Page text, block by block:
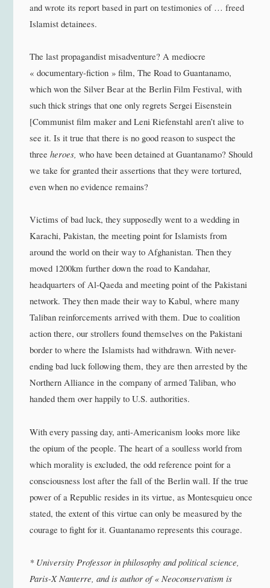
and wrote its report based in part on testimonies of … freed
Islamist detainees.
The last propagandist misadventure? A mediocre
« documentary-fiction » film, The Road to Guantanamo,
which won the Silver Bear at the Berlin Film Festival, with
such thick strings that one only regrets Sergei Eisenstein
[Communist film maker and Leni Riefenstahl aren’t alive to
see it. Is it true that there is no good reason to suspect the
threeheroes, who have been detained at Guantanamo? Should
we take for granted their assertions that they were tortured,
even when no evidence remains?
Victims of bad luck, they supposedly went to a wedding in
Karachi, Pakistan, the meeting point for Islamists from
around the world on their way to Afghanistan. Then they
moved 1200km further down the road to Kandahar,
headquarters of Al-Qaeda and meeting point of the Pakistani
network. They then made their way to Kabul, where many
Taliban reinforcements arrived with them. Due to coalition
action there, our strollers found themselves on the Pakistani
border to where the Islamists had withdrawn. With never-
ending bad luck following them, they are then arrested by the
Northern Alliance in the company of armed Taliban, who
handed them over happily to U.S. authorities.
With every passing day, anti-Americanism looks more like
the opium of the people. The heart of a soulless world from
which morality is excluded, the odd reference point for a
consciousness lost after the fall of the Berlin wall. If the true
power of a Republic resides in its virtue, as Montesquieu once
stated, the extent of this virtue can only be measured by the
courage to fight for it. Guantanamo represents this courage.
* University Professor in philosophy and political science,
Paris-X Nanterre, and is author of « Neoconservatism is